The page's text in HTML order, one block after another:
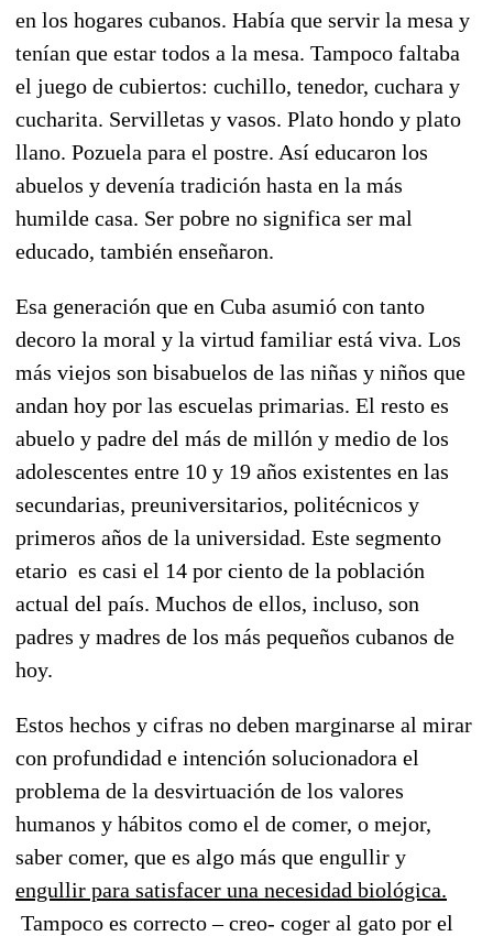
en los hogares cubanos. Había que servir la mesa y
tenían que estar todos a la mesa. Tampoco faltaba
el juego de cubiertos: cuchillo, tenedor, cuchara y
cucharita. Servilletas y vasos. Plato hondo y plato
llano. Pozuela para el postre. Así educaron los
abuelos y devenía tradición hasta en la más
humilde casa. Ser pobre no significa ser mal
educado, también enseñaron.
Esa generación que en Cuba asumió con tanto
decoro la moral y la virtud familiar está viva. Los
más viejos son bisabuelos de las niñas y niños que
andan hoy por las escuelas primarias. El resto es
abuelo y padre del más de millón y medio de los
adolescentes entre 10 y 19 años existentes en las
secundarias, preuniversitarios, politécnicos y
primeros años de la universidad. Este segmento
etario es casi el 14 por ciento de la población
actual del país. Muchos de ellos, incluso, son
padres y madres de los más pequeños cubanos de
hoy.
Estos hechos y cifras no deben marginarse al mirar
con profundidad e intención solucionadora el
problema de la desvirtuación de los valores
humanos y hábitos como el de comer, o mejor,
saber comer, que es algo más que engullir y
engullir para satisfacer una necesidad biológica.
Tampoco es correcto – creo- coger al gato por el